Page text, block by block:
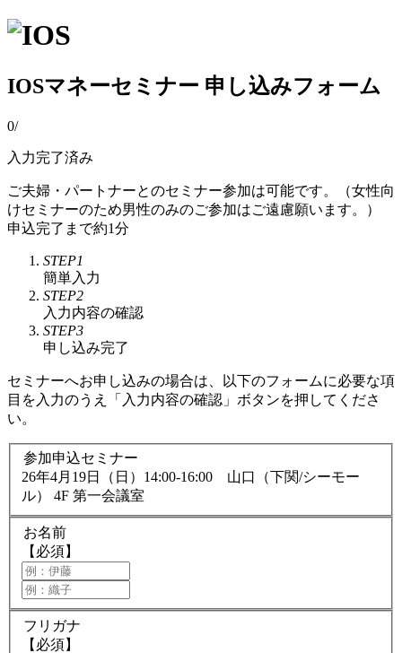
IOSマネーセミナー 申し込みフォーム
0/
入力完了済み
ご夫婦・パートナーとのセミナー参加は可能です。（女性向
けセミナーのため男性のみのご参加はご遠慮願います。）
申込完了まで約1分
STEP1
簡単入力
STEP2
入力内容の確認
STEP3
申し込み完了
セミナーへお申し込みの場合は、以下のフォームに必要な項
目を入力のうえ「入力内容の確認」ボタンを押してくださ
い。
参加申込セミナー
26年4月19日（日）14:00-16:00 山口（下関/シーモー
ル） 4F 第一会議室
お名前
【必須】
フリガナ
【必須】